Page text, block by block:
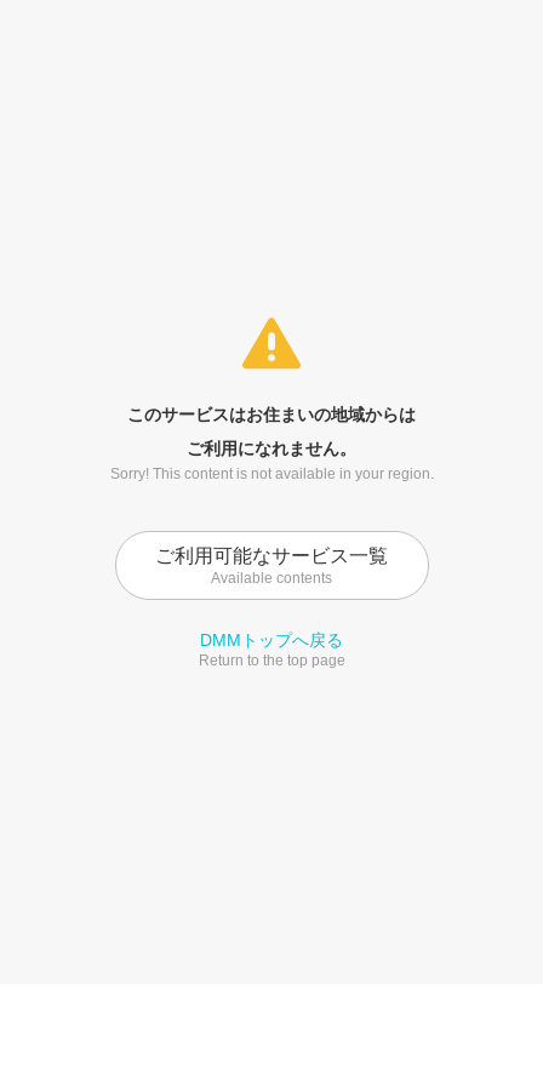
このサービスはお住まいの地域からは
ご利用になれません。
Sorry! This content is not available in your region.
ご利用可能なサービス一覧
Available contents
DMMトップへ戻る
Return to the top page